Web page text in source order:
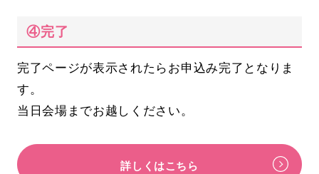
④完了
完了ページが表示されたらお申込み完了となりま
す。
当日会場までお越しください。
詳しくはこちら